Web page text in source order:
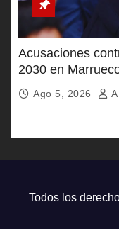
Acusaciones
2030 en
Ago 5, 2026
Todos los